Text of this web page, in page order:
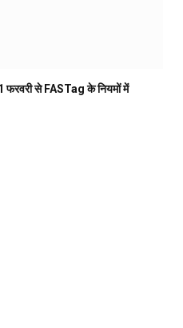
फरवरी से FASTag के नियमों में